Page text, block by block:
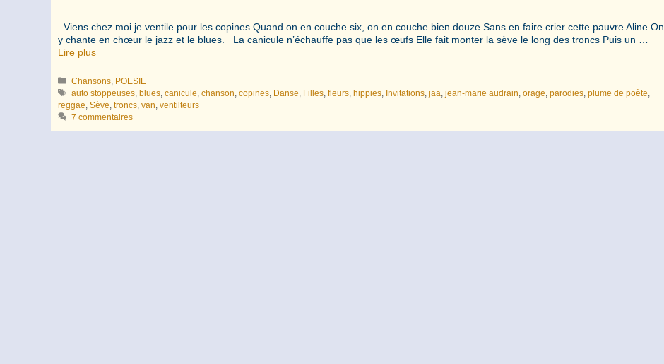
Viens chez moi je ventile pour les copines Quand on en couche six, on en couche bien douze Sans en faire crier cette pauvre Aline On
y chante en chœur le jazz et le blues. La canicule n’échauffe pas que les œufs Elle fait monter la sève le long des troncs Puis un …
Lire plus
Catégories
Chansons POESIE
Étiquettes
auto stoppeuses ,blues ,canicule ,chanson ,copines Danse Filles ,fleurs ,hippies Invitations ,jaa ,jean-marie audrain ,orage ,parodies ,plume de poète
reggae Sève troncs van ventilteurs
7 commentaires